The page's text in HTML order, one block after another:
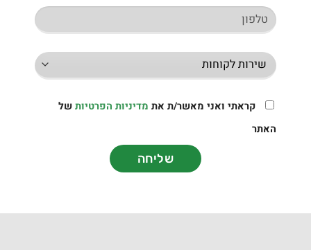
קראתי ואני מאשר/ת את מדיניות הפרטיותשל
האתר
שליחה